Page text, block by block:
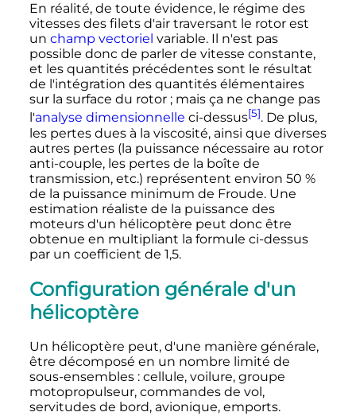
En réalité, de toute évidence, le régime des
vitesses des filets d'air traversant le rotor est
un champ vectoriel variable. Il n'est pas
possible donc de parler de vitesse constante,
et les quantités précédentes sont le résultat
de l'intégration des quantités élémentaires
sur la surface du rotor ; mais ça ne change pas
l'analyse dimensionnelle ci-dessus[5]. De plus,
les pertes dues à la viscosité, ainsi que diverses
autres pertes (la puissance nécessaire au rotor
anti-couple, les pertes de la boîte de
transmission, etc.) représentent environ 50 %
de la puissance minimum de Froude. Une
estimation réaliste de la puissance des
moteurs d'un hélicoptère peut donc être
obtenue en multipliant la formule ci-dessus
par un coefficient de 1,5.
Configuration générale d'un
hélicoptère
Un hélicoptère peut, d'une manière générale,
être décomposé en un nombre limité de
sous-ensembles : cellule, voilure, groupe
motopropulseur, commandes de vol,
servitudes de bord, avionique, emports.